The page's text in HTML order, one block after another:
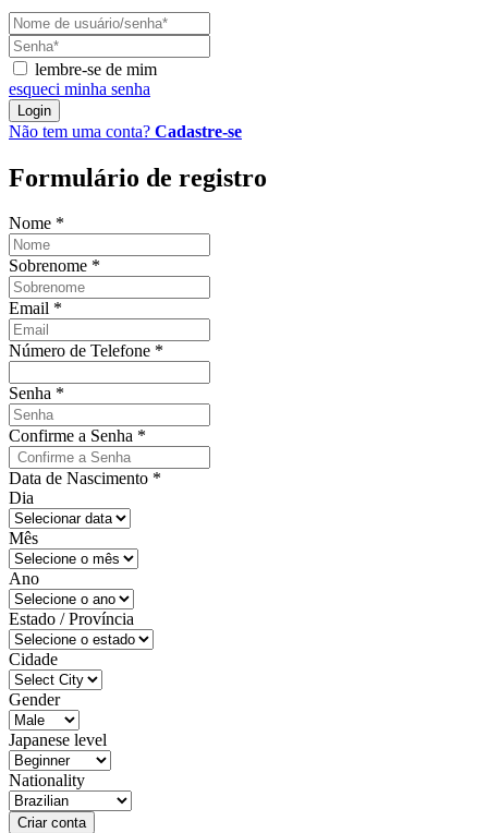
lembre-se de mim
esqueci minha senha
Login
Não tem uma conta? Cadastre-se
Formulário de registro
Nome *
Sobrenome *
Email *
Número de Telefone *
Senha *
Confirme a Senha *
Data de Nascimento *
Dia
Mês
Ano
Estado / Província
Cidade
Gender
Japanese level
Nationality
Criar conta